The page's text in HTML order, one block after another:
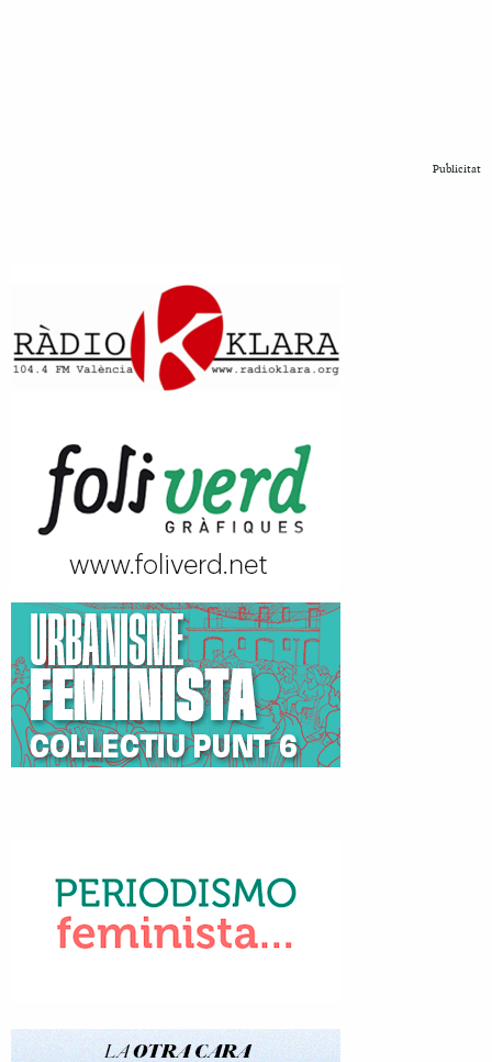
Publicitat